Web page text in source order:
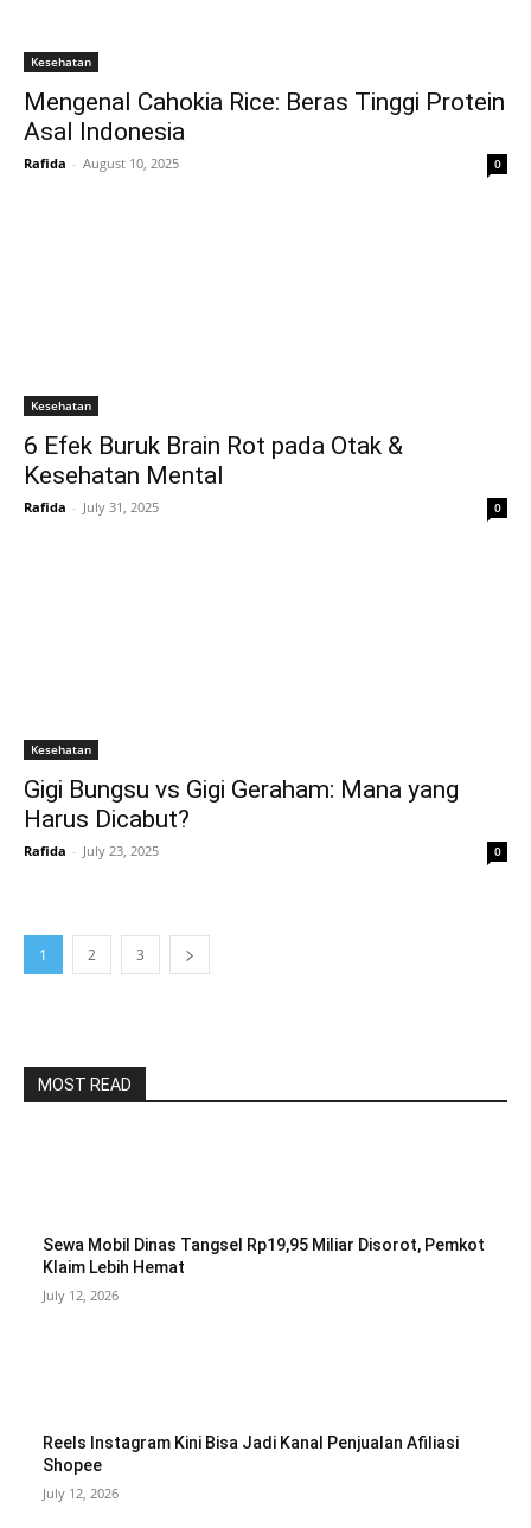
Kesehatan
Mengenal Cahokia Rice: Beras Tinggi Protein
Asal Indonesia
Rafida - August 10, 2025 0
Kesehatan
6 Efek Buruk Brain Rot pada Otak &
Kesehatan Mental
Rafida - July 31, 2025 0
Kesehatan
Gigi Bungsu vs Gigi Geraham: Mana yang
Harus Dicabut?
Rafida - July 23, 2025 0
1 2 3
MOST READ
Sewa Mobil Dinas Tangsel Rp19,95 Miliar Disorot, Pemkot
Klaim Lebih Hemat
July 12, 2026
Reels Instagram Kini Bisa Jadi Kanal Penjualan Afiliasi
Shopee
July 12, 2026